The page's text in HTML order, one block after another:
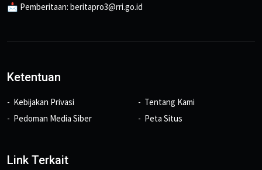
📩 Pemberitaan: beritapro3@rri.go.id
Ketentuan
Kebijakan Privasi
Pedoman Media Siber
Tentang Kami
Peta Situs
Link Terkait